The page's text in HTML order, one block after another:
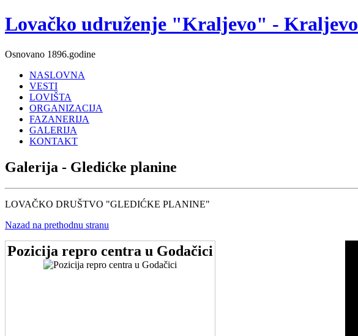
Lovačko udruženje "Kraljevo" - Kraljevo
Osnovano 1896.godine
NASLOVNA
VESTI
LOVIŠTA
ORGANIZACIJA
FAZANERIJA
GALERIJA
KONTAKT
Galerija - Gledićke planine
LOVAČKO DRUŠTVO "GLEDIĆKE PLANINE"
Nazad na prethodnu stranu
Pozicija repro centra u Godačici